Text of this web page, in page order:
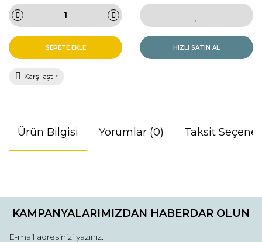
SEPETE EKLE HIZLI SATIN AL
Karşılaştır
Ürün Bilgisi Yorumlar (0) Taksit
konularda yetersiz gördüğünüz noktaları öneri formunu
Görüş ve önerileriniz için teşekkür ederiz.
KAMPANYALARIMIZDAN HABERDAR OLUN